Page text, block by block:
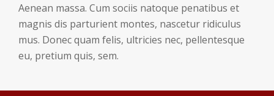
Aenean massa. Cum sociis natoque penatibus et
magnis dis parturient montes, nascetur ridiculus
mus. Donec quam felis, ultricies nec, pellentesque
eu, pretium quis, sem.